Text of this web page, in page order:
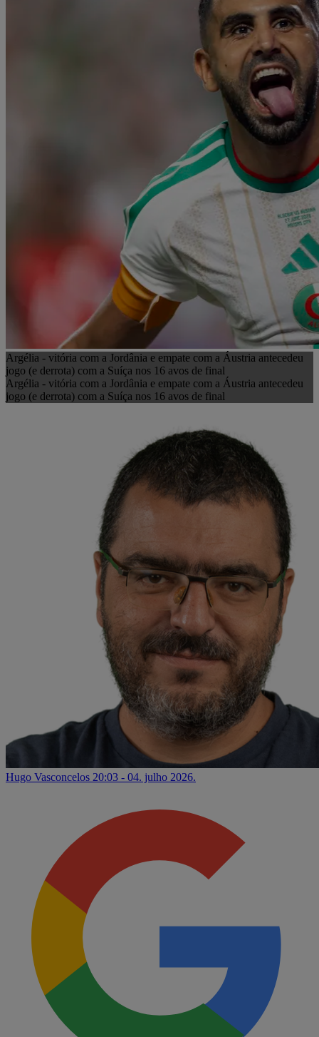
Argélia - vitória com a Jordânia e empate com a Áustria antecedeu
jogo (e derrota) com a Suíça nos 16 avos de final
Argélia - vitória com a Jordânia e empate com a Áustria antecedeu
jogo (e derrota) com a Suíça nos 16 avos de final
Hugo Vasconcelos 20:03 - 04. julho 2026.